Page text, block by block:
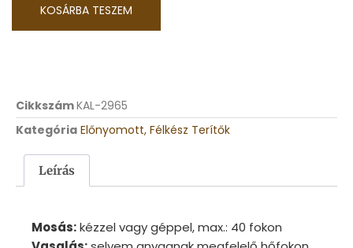
KOSÁRBA TESZEM
CikkszámKAL-2965
Kategória Előnyomott, Félkész Terítők
Leírás
Mosás:kézzel vagy géppel, max.: 40 fokon